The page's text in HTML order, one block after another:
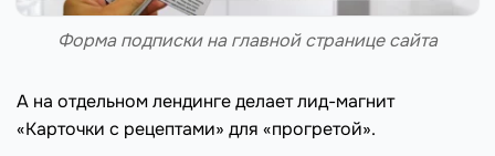
Форма подписки на главной странице сайта
А на отдельном лендинге делает лид-магнит
«Карточки с рецептами» для «прогретой».